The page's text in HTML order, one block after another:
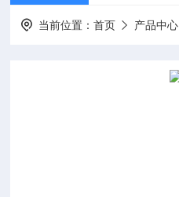
当前位置：首页 产品中心